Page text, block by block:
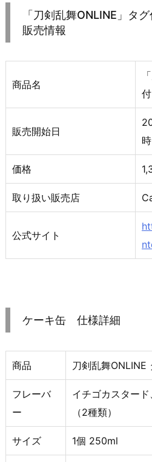
「刀剣乱舞ONLINE」タ
販売情報
商品名
販売開始日
価格
取り扱い販売店
公式サイト
ケーキ缶 仕様詳細
商品 刀剣乱舞ONLINE
フレーバ
ー
イチゴカスター
（2種類）
サイズ 1個 250ml